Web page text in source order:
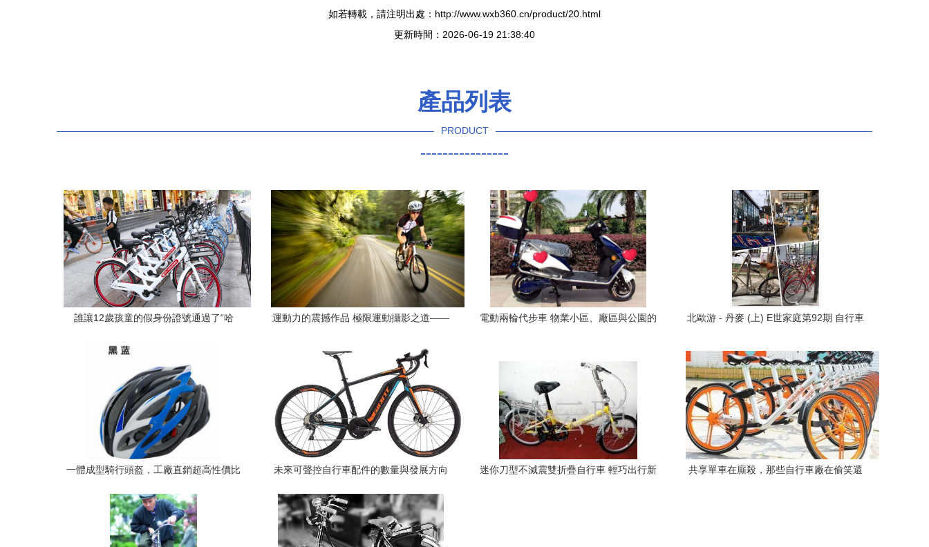
如若轉載，請注明出處：http://www.wxb360.cn/product/20.html
更新時間：2026-06-19 21:38:40
產品列表
PRODUCT
----------------
誰讓12歲孩童的假身份證號通過了“哈
運動力的震撼作品 極限運動攝影之道——
電動兩輪代步車 物業小區、廠區與公園的
北歐游 - 丹麥 (上) E世家庭第92期 自行車
一體成型騎行頭盔，工廠直銷超高性價比
未來可聲控自行車配件的數量與發展方向
迷你刀型不減震雙折疊自行車 輕巧出行新
共享單車在廝殺，那些自行車廠在偷笑還